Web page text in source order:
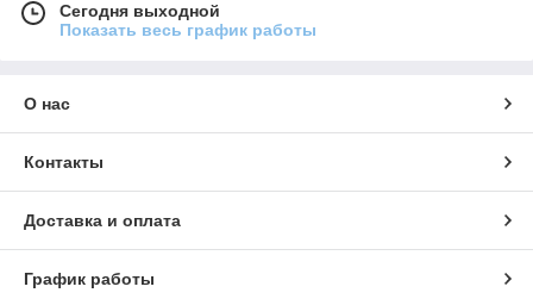
Сегодня выходной
Показать весь график работы
О нас
Контакты
Доставка и оплата
График работы